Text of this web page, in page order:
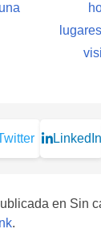
LinkedIn
en Sin
.